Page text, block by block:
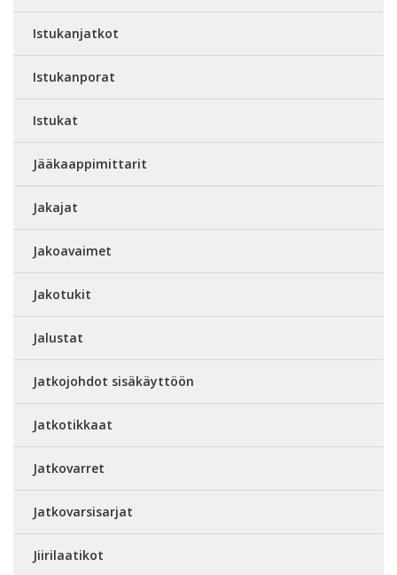
Istukanjatkot
Istukanporat
Istukat
Jääkaappimittarit
Jakajat
Jakoavaimet
Jakotukit
Jalustat
Jatkojohdot sisäkäyttöön
Jatkotikkaat
Jatkovarret
Jatkovarsisarjat
Jiirilaatikot